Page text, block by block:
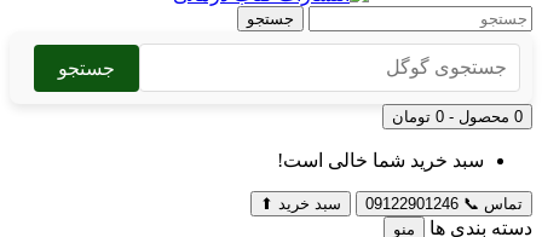
جستجو
جستجو
0 محصول - 0 تومان
سبد خرید شما خالی است!
تماس 📞
09122901246 سبد خرید ⬆
دسته بندی ها منو